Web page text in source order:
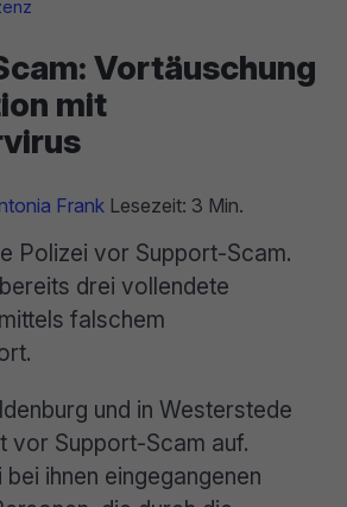
Vortäuschung
mit
Frank Lesezeit: 3 Min.
Polizei vor Support-Scam.
drei vollendete
falschem
und in Westerstede
vor Support-Scam auf.
ihnen eingegangenen